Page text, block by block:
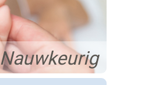
Nauwkeurig